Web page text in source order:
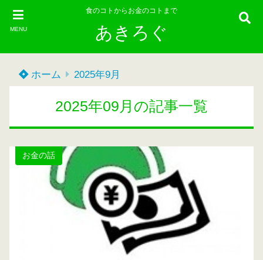
MENU
食のコトからお金のコトまで
あきろぐ
ホーム 2025年9月
2025年09月の記事一覧
お金の話